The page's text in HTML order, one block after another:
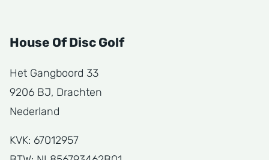
House Of Disc Golf
Het Gangboord 33
9206 BJ, Drachten
Nederland
KVK: 67012957